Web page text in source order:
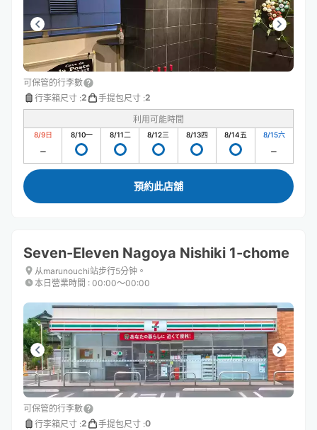
可保管的行李數
行李箱尺寸 :2 手提包尺寸 :2
利用可能時間
8/9日 8/10一 8/11二 8/12三 8/13四 8/14五 8/15六
預約此店舖
Seven-Eleven Nagoya Nishiki 1-chome
从marunouchi站步行5分钟。
本日營業時間 : 00:00〜00:00
可保管的行李數
行李箱尺寸 :2 手提包尺寸 :0